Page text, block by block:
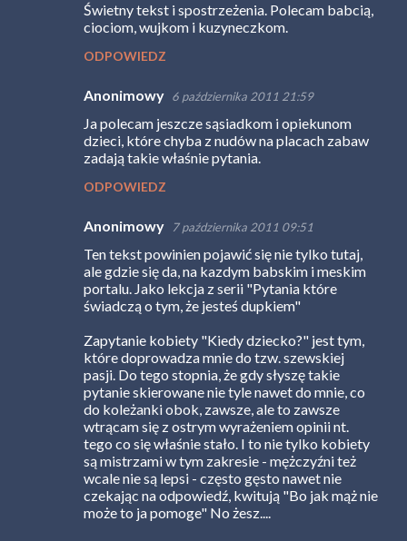
Świetny tekst i spostrzeżenia. Polecam babcią,
ciociom, wujkom i kuzyneczkom.
ODPOWIEDZ
Anonimowy 6 października 2011 21:59
Ja polecam jeszcze sąsiadkom i opiekunom
dzieci, które chyba z nudów na placach zabaw
zadają takie właśnie pytania.
ODPOWIEDZ
Anonimowy 7 października 2011 09:51
Ten tekst powinien pojawić się nie tylko tutaj,
ale gdzie się da, na kazdym babskim i meskim
portalu. Jako lekcja z serii "Pytania które
świadczą o tym, że jesteś dupkiem"
Zapytanie kobiety "Kiedy dziecko?" jest tym,
które doprowadza mnie do tzw. szewskiej
pasji. Do tego stopnia, że gdy słyszę takie
pytanie skierowane nie tyle nawet do mnie, co
do koleżanki obok, zawsze, ale to zawsze
wtrącam się z ostrym wyrażeniem opinii nt.
tego co się właśnie stało. I to nie tylko kobiety
są mistrzami w tym zakresie - mężczyźni też
wcale nie są lepsi - często gęsto nawet nie
czekając na odpowiedź, kwitują "Bo jak mąż nie
może to ja pomoge" No żesz....